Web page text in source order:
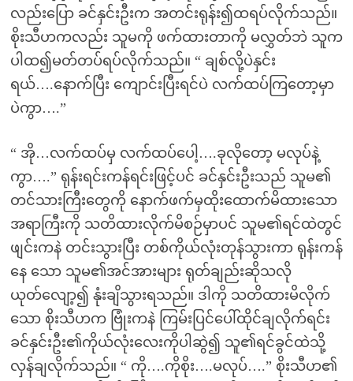
လည်းပြော ခင်နှင်းဦးက အတင်းရုန်း၍ထရပ်လိုက်သည်။
စိုးသီဟကလည်း သူမကို ဖက်ထားတာကို မလွှတ်ဘဲ သူက
ပါထ၍မတ်တပ်ရပ်လိုက်သည်။ “ ချစ်လို့ပဲနှင်း
ရယ်….နောက်ပြီး ကျောင်းပြီးရင်ပဲ လက်ထပ်ကြတော့မှာ
ပဲကွာ….”
“ အို…လက်ထပ်မှ လက်ထပ်ပေါ့….ခုလိုတော့ မလုပ်နဲ့
ကွာ….” ရုန်းရင်းကန်ရင်းဖြင့်ပင် ခင်နှင်းဦးသည် သူမ၏
တင်သားကြီးတွေကို နောက်ဖက်မှထိုးထောက်မိထားသော
အရာကြီးကို သတိထားလိုက်မိစဉ်မှာပင် သူမ၏ရင်ထဲတွင်
ဖျင်းကနဲ တင်းသွားပြီး တစ်ကိုယ်လုံးတုန်သွားကာ ရုန်းကန်
နေ သော သူမ၏အင်အားများ ရုတ်ချည်းဆိုသလို
ယုတ်လျော့၍ နုံးချိသွားရသည်။ ဒါကို သတိထားမိလိုက်
သော စိုးသီဟက ဗြုံးကနဲ ကြမ်းပြင်ပေါ်ထိုင်ချလိုက်ရင်း
ခင်နှင်းဦး၏ကိုယ်လုံးလေးကိုပါဆွဲ၍ သူ၏ရင်ခွင်ထဲသို့
လှန်ချလိုက်သည်။ “ ကို….ကိုစိုး….မလုပ်….” စိုးသီဟ၏